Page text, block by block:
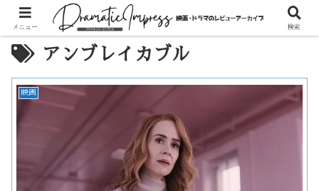
アンブレイカブル
映画
メニュー 検索